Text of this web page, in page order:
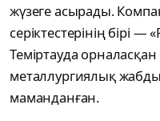
жүзеге асырады.
серіктестерінің бірі
Теміртауда
металлургиялық
маманданған.